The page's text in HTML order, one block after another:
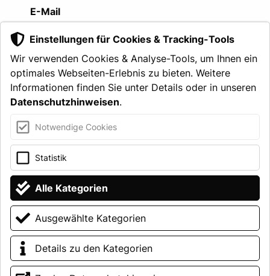
E-Mail
info@visit-gruppe.de
Standortenund Abteilungen finden Sie auf
unserer Kontaktseite.
ZUR KONTAKTSEITE
KONTAKT
KARRIERE
Einstellungen für Cookies & Tracking-Tools
Wir verwenden Cookies & Analyse-Tools, um Ihnen ein
optimales Webseiten-Erlebnis zu bieten. Weitere
Informationen finden Sie unter Details oder in unseren
Datenschutzhinweisen.
Notwendige Cookies
Statistik
Alle Kategorien
Ausgewählte Kategorien
Details zu den Kategorien